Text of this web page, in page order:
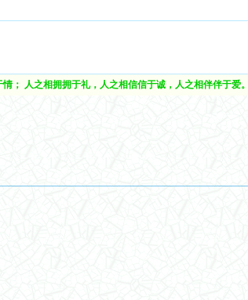
； 人之相拥拥于礼，人之相信信于诚，人之相伴伴于爱。